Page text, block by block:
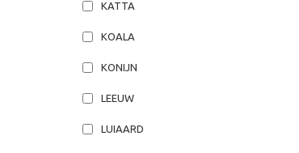
KATTA
KOALA
KONIJN
LEEUW
LUIAARD